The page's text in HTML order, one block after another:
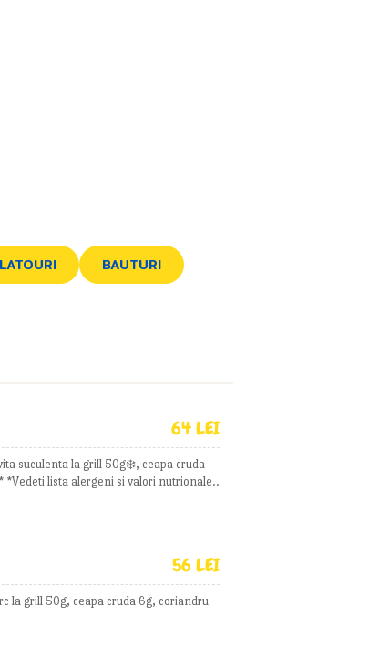
BAUTURI
64 LEI
suculenta la grill 50g❄️, ceapa cruda
lista alergeni si valori nutrionale..
56 LEI
la grill 50g, ceapa cruda 6g, coriandru